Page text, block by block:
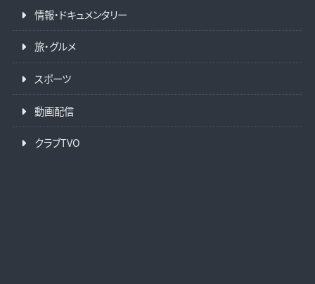
情報・ドキュメンタリー
旅・グルメ
スポーツ
動画配信
クラブTVO